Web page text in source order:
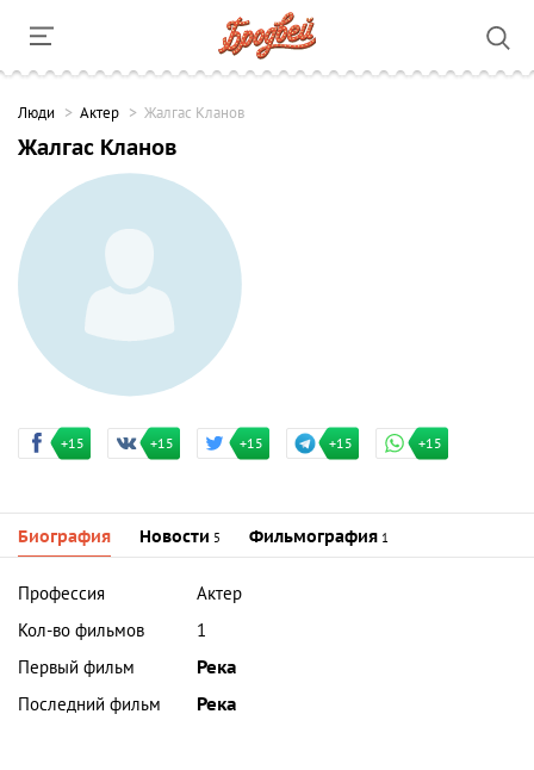
Люди Актер Жалгас Кланов
Жалгас Кланов
+15 +15 +15 +15 +15
Биография Новости 5 Фильмография 1
Профессия
Актер
Кол-во фильмов
1
Первый фильм
Река
Последний фильм
Река